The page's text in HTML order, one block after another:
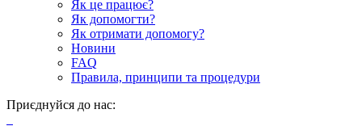
Як це працює?
Як допомогти?
Як отримати допомогу?
Новини
FAQ
Правила, принципи та процедури
Приєднуйся до нас: